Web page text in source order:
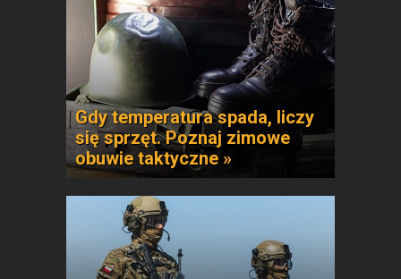
Gdy temperatura spada, liczy
się sprzęt. Poznaj zimowe
obuwie taktyczne »